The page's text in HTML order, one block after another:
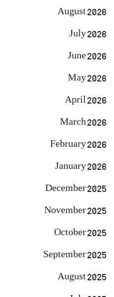
August 2026
July 2026
June 2026
May 2026
April 2026
March 2026
February 2026
January 2026
December 2025
November 2025
October 2025
September 2025
August 2025